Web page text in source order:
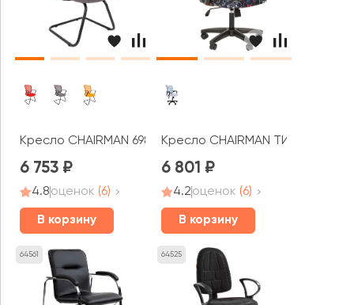
Кресло CHAIRMAN 698В ТВ
6 753
4.8оценок (6)
В корзину
Кресло CHAIRMAN ТИН 103
6 801
4.2оценок (6)
В корзину
64561 64525